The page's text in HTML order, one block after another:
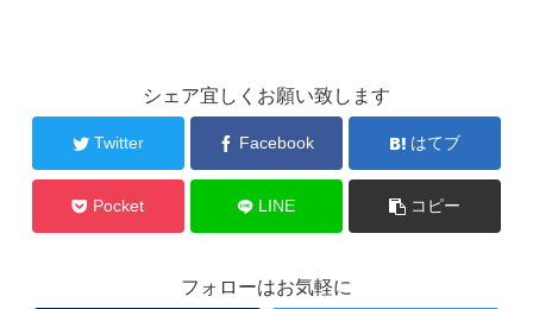
シェア宜しくお願い致します
Twitter Facebook はてブ
Pocket LINE コピー
フォローはお気軽に